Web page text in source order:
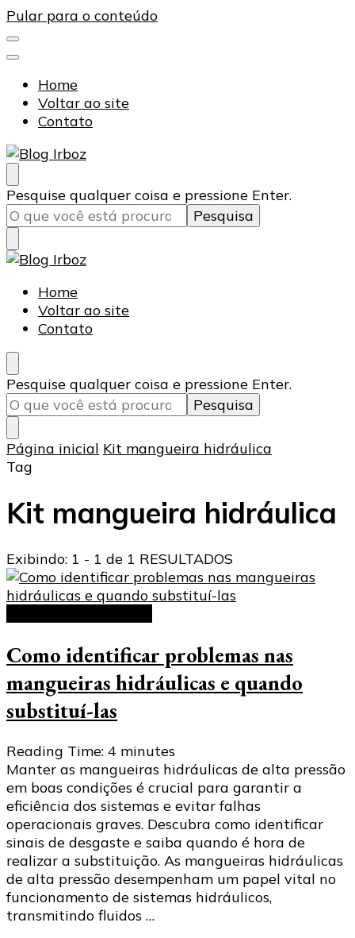
Pular para o conteúdo
Home
Voltar ao site
Contato
Blog Irboz
Blog de Lubrificação Industrial
Procurando
algo?
Pesquise qualquer coisa e pressione Enter.
Blog Irboz
Blog de Lubrificação Industrial
Home
Voltar ao site
Contato
Procurando
algo?
Pesquise qualquer coisa e pressione Enter.
Página inicial Kit mangueira hidráulica
Tag
Kit mangueira hidráulica
Exibindo: 1 - 1 de 1 RESULTADOS
Como identificar problemas nas
mangueiras hidráulicas e quando
substituí-las
Reading Time: 4 minutes
Manter as mangueiras hidráulicas de alta pressão
em boas condições é crucial para garantir a
eficiência dos sistemas e evitar falhas
operacionais graves. Descubra como identificar
sinais de desgaste e saiba quando é hora de
realizar a substituição. As mangueiras hidráulicas
de alta pressão desempenham um papel vital no
funcionamento de sistemas hidráulicos,
transmitindo fluidos …